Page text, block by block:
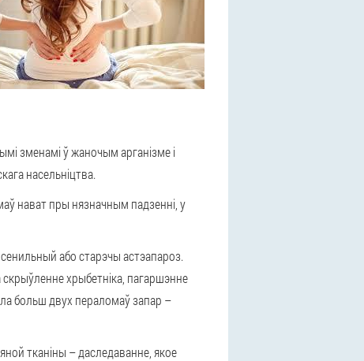
зменаміў жаночым арганізме і
насельніцтва.
нават пры нязначным падзенні, у
сенильный або старэчы астэапароз.
хрыбетніка, пагаршэнне
больш двух пераломаў запар –
тканіны – даследаванне, якое